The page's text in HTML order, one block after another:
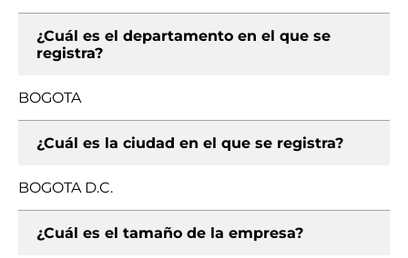
¿Cuál es el departamento en el que se
registra?
BOGOTA
¿Cuál es la ciudad en el que se registra?
BOGOTA D.C.
¿Cuál es el tamaño de la empresa?